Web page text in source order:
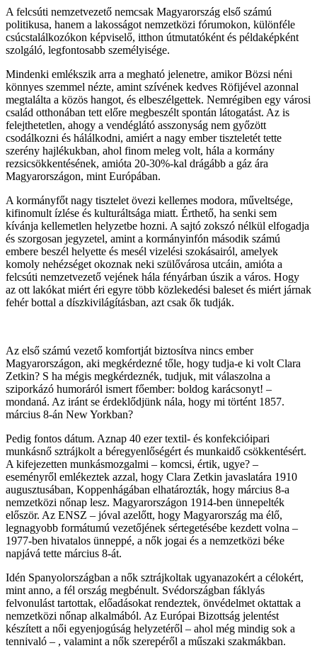
A felcsúti nemzetvezető nemcsak Magyarország első számú
politikusa, hanem a lakosságot nemzetközi fórumokon, különféle
csúcstalálkozókon képviselő, itthon útmutatóként és példaképként
szolgáló, legfontosabb személyisége.
Mindenki emlékszik arra a megható jelenetre, amikor Bözsi néni
könnyes szemmel nézte, amint szívének kedves Röfijével azonnal
megtalálta a közös hangot, és elbeszélgettek. Nemrégiben egy városi
család otthonában tett előre megbeszélt spontán látogatást. Az is
felejthetetlen, ahogy a vendéglátó asszonyság nem győzött
csodálkozni és hálálkodni, amiért a nagy ember tiszteletét tette
szerény hajlékukban, ahol finom meleg volt, hála a kormány
rezsicsökkentésének, amióta 20-30%-kal drágább a gáz ára
Magyarországon, mint Európában.
A kormányfőt nagy tisztelet övezi kellemes modora, műveltsége,
kifinomult ízlése és kulturáltsága miatt. Érthető, ha senki sem
kívánja kellemetlen helyzetbe hozni. A sajtó zokszó nélkül elfogadja
és szorgosan jegyzetel, amint a kormányinfón második számú
embere beszél helyette és mesél vizelési szokásairól, amelyek
komoly nehézséget okoznak neki szülővárosa utcáin, amióta a
felcsúti nemzetvezető vejének hála fényárban úszik a város. Hogy
az ott lakókat miért éri egyre több közlekedési baleset és miért járnak
fehér bottal a díszkivilágításban, azt csak ők tudják.
Az első számú vezető komfortját biztosítva nincs ember
Magyarországon, aki megkérdezné tőle, hogy tudja-e ki volt Clara
Zetkin? S ha mégis megkérdeznék, tudjuk, mit válaszolna a
sziporkázó humoráról ismert főember: boldog karácsonyt! –
mondaná. Az iránt se érdeklődjünk nála, hogy mi történt 1857.
március 8-án New Yorkban?
Pedig fontos dátum. Aznap 40 ezer textil- és konfekcióipari
munkásnő sztrájkolt a béregyenlőségért és munkaidő csökkentésért.
A kifejezetten munkásmozgalmi – komcsi, értik, ugye? –
eseményről emlékeztek azzal, hogy Clara Zetkin javaslatára 1910
augusztusában, Koppenhágában elhatározták, hogy március 8-a
nemzetközi nőnap lesz. Magyarországon 1914-ben ünnepelték
először. Az ENSZ – jóval azelőtt, hogy Magyarország ma élő,
legnagyobb formátumú vezetőjének sértegetésébe kezdett volna –
1977-ben hivatalos ünneppé, a nők jogai és a nemzetközi béke
napjává tette március 8-át.
Idén Spanyolországban a nők sztrájkoltak ugyanazokért a célokért,
mint anno, a fél ország megbénult. Svédországban fáklyás
felvonulást tartottak, előadásokat rendeztek, önvédelmet oktattak a
nemzetközi nőnap alkalmából. Az Európai Bizottság jelentést
készített a női egyenjogúság helyzetéről – ahol még mindig sok a
tennivaló – , valamint a nők szerepéről a műszaki szakmákban.